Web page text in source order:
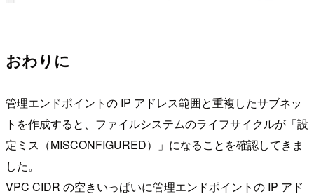
おわりに
管理エンドポイントの IP アドレス範囲と重複したサブネッ
トを作成すると、ファイルシステムのライフサイクルが「設
定ミス（MISCONFIGURED）」になることを確認してきま
した。
VPC CIDR の空きいっぱいに管理エンドポイントの IP アド